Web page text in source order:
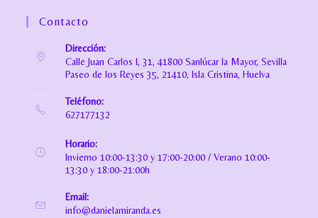
Contacto
Dirección:
Calle Juan Carlos I, 31, 41800 Sanlúcar la Mayor, Sevilla
Paseo de los Reyes 35, 21410, Isla Cristina, Huelva
Teléfono:
627177132
Horario:
Invierno 10:00-13:30 y 17:00-20:00 / Verano 10:00-
13:30 y 18:00-21:00h
Email:
info@danielamiranda.es